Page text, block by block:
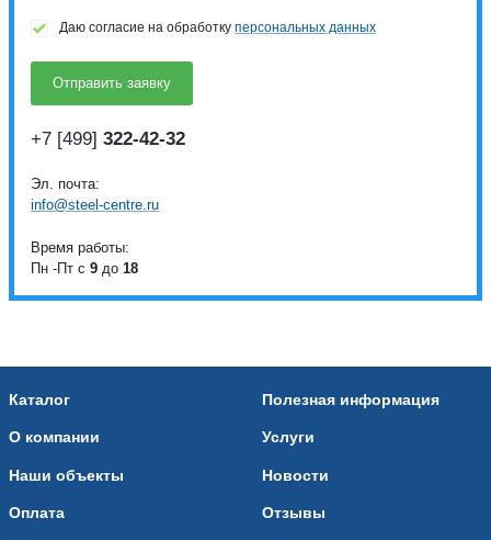
Даю согласие на обработку персональных данных
+7 [499] 322-42-32
Эл. почта:
info@steel-centre.ru
Время работы:
Пн -Пт с 9 до 18
Каталог
О компании
Наши объекты
Оплата
Полезная информация
Услуги
Новости
Отзывы